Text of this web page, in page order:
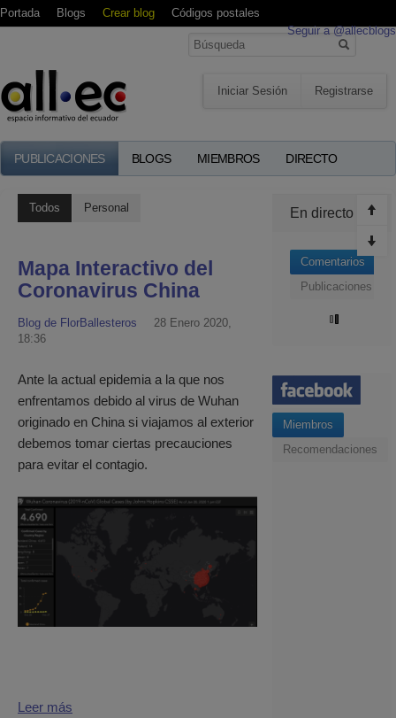
Portada Blogs Crear blog
Códigos postales
Seguir a @allecblogs
Iniciar Sesión Registrarse
PUBLICACIONES BLOGS MIEMBROS DIRECTO
Todos Personal
Mapa Interactivo del
Coronavirus China
Blog de FlorBallesteros
28 Enero 2020,
18:36
Ante la actual epidemia a la que nos
enfrentamos debido al virus de Wuhan
originado en China si viajamos al exterior
debemos tomar ciertas precauciones
para evitar el contagio.
Leer más
En directo
Comentarios
Publicaciones
Miembros
Recomendaciones